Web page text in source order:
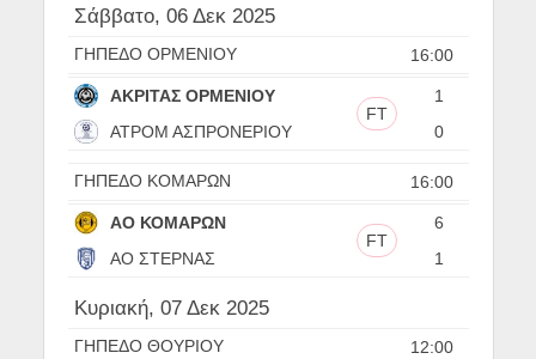
Σάββατο, 06 Δεκ 2025
16:00
ΓΗΠΕΔΟ ΟΡΜΕΝΙΟΥ
ΑΚΡΙΤΑΣ ΟΡΜΕΝΙΟΥ
1
FT
ΑΤΡΟΜ ΑΣΠΡΟΝΕΡΙΟΥ
0
16:00
ΓΗΠΕΔΟ ΚΟΜΑΡΩΝ
ΑΟ ΚΟΜΑΡΩΝ
6
FT
ΑΟ ΣΤΕΡΝΑΣ
1
Κυριακή, 07 Δεκ 2025
12:00
ΓΗΠΕΔΟ ΘΟΥΡΙΟΥ